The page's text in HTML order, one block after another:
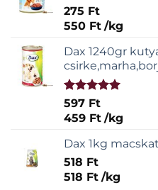
275 Ft
550 Ft /kg
Dax 1240gr
Értékelés:
5.00/ 5
597 Ft
459 Ft /kg
Dax 1kg
518 Ft
518 Ft /kg